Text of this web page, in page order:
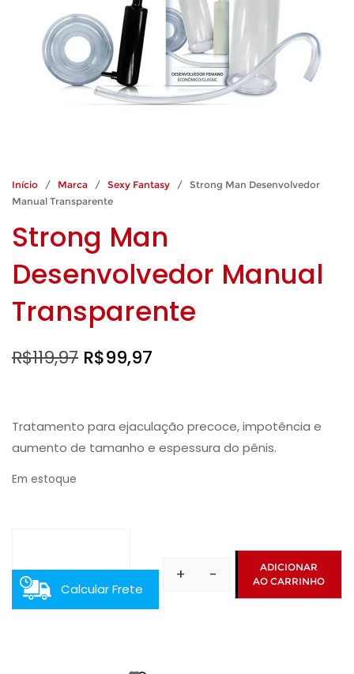
Início / Marca / Sexy Fantasy / Strong Man Desenvolvedor
Manual Transparente
Strong Man
Desenvolvedor Manual
Transparente
R$119,97 O
original
era:
R$99,97
atual
é:
Tratamento para ejaculação precoce, impotência e
aumento de tamanho e espessura do pênis.
Em estoque
Calcular Frete
+ -
ADICIONAR
AO CARRINHO